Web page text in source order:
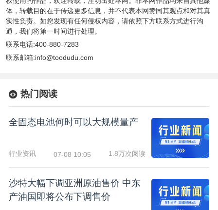
体，转载目的在于传递更多信息，并不代表本网赞同其观点和对其真
实性负责。如您发现有任何侵权内容，请依照下方联系方式进行沟
通，我们将第一时间进行处理。
联系电话:400-880-7283
联系邮箱:info@toodudu.com
热门阅读
全固态电池何时可以大规模量产
行业资讯 07-08 10:05 1.8万次阅读
沙特大幅下调亚洲原油售价 中东
产油国即将公布下调售价